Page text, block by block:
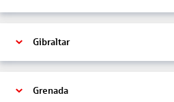
Gibraltar
Grenada